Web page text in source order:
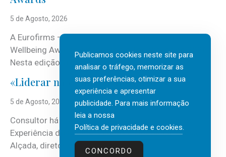
5 de Agosto, 2026
A Eurofirms – People first está de regresso aos
Wellbeing Awards, integrando o Top Wellbeing 2026.
Nesta edição, a multinacional...
«Liderar não é um talento místico.»
5 de Agosto, 2026
Consultor há mais de três décadas nas áreas de
Experiência do Cliente, Vendas e Liderança, Manuel
Alçada, diretor executivo da...
Publicamos cookies neste site para
analisar o tráfego, memorizar as
suas preferências, otimizar a sua
experiência e apresentar
publicidade. Para mais informação
leia a nossa
Política de privacidade e cookies.
CONCORDO